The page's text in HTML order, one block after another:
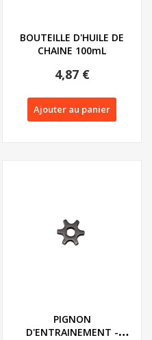
BOUTEILLE D'HUILE DE
CHAINE 100mL
4,87 €
Ajouter au panier
PIGNON
D'ENTRAINEMENT -